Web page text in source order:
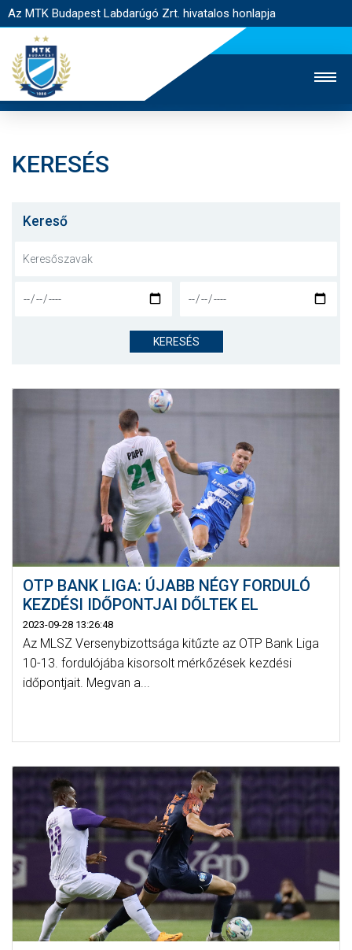
Az MTK Budapest Labdarúgó Zrt. hivatalos honlapja
JEGYÉRTÉKESÍTÉS
NYITÓLAP
CSAPATOK
KLUB
GALÉRIA
SZURKOLÓI ÉLMÉNYEK
AKKREDITÁCIÓ
KERESÉS
Kereső
KERESÉS
OTP BANK LIGA: ÚJABB NÉGY FORDULÓ
KEZDÉSI IDŐPONTJAI DŐLTEK EL
2023-09-28 13:26:48
Az MLSZ Versenybizottsága kitűzte az OTP Bank Liga
10-13. fordulójába kisorsolt mérkőzések kezdési
időpontjait. Megvan a...